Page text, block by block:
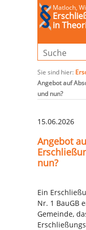
Matloch,
in
Sie sind hier:
Angebot auf
und nun?
15.06.2026
Angebot
nun?
Ein
Nr. 1 BauGB
Gemeinde,